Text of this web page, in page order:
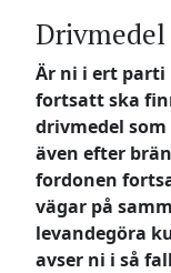
Drivmedel
Är ni i ert parti
fortsatt ska
drivmedel
även efter
fordonen
vägar på
levandegöra
avser ni i så